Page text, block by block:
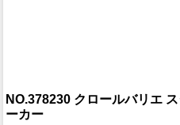
NO.378230 クロールバリエ
ーカー